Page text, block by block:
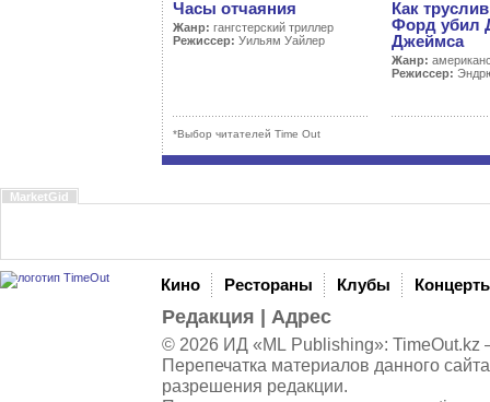
Часы отчаяния
Жанр: гангстерский триллер
Режиссер: Уильям Уайлер
Как
Форд убил
Джеймса
Жанр:
Режиссер:
*Выбор читателей Time Out
MarketGid
Кино Рестораны Клубы
Редакция Адрес
© 2026 ИД «ML Publishing»: TimeOut.kz
Перепечатка материалов данного
разрешения редакции.